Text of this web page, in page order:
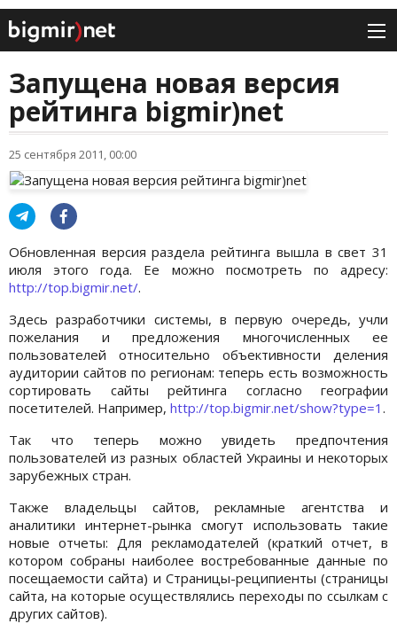
Запущена новая версия
рейтинга bigmir)net
25 сентября 2011, 00:00
Обновленная версия раздела рейтинга вышла в свет 31
июля этого года. Ее можно посмотреть по адресу:
http://top.bigmir.net/.
Здесь разработчики системы, в первую очередь, учли
пожелания и предложения многочисленных ее
пользователей относительно объективности деления
аудитории сайтов по регионам: теперь есть возможность
сортировать сайты рейтинга согласно географии
посетителей. Например, http://top.bigmir.net/show?type=1 .
Так что теперь можно увидеть предпочтения
пользователей из разных областей Украины и некоторых
зарубежных стран.
Также владельцы сайтов, рекламные агентства и
аналитики интернет-рынка смогут использовать такие
новые отчеты: Для рекламодателей (краткий отчет, в
котором собраны наиболее востребованные данные по
посещаемости сайта) и Страницы-реципиенты (страницы
сайта, на которые осуществлялись переходы по ссылкам с
других сайтов).